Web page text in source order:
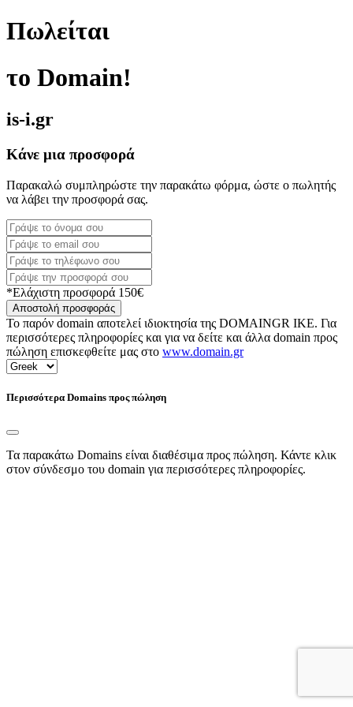
Πωλείται
το Domain!
is-i.gr
Κάνε μια προσφορά
Παρακαλώ συμπληρώστε την παρακάτω φόρμα, ώστε ο πωλητής
να λάβει την προσφορά σας.
*Ελάχιστη προσφορά 150€
Αποστολή προσφοράς
Το παρόν domain αποτελεί ιδιοκτησία της DOMAINGR ΙΚΕ. Για
περισσότερες πληροφορίες και για να δείτε και άλλα domain προς
πώληση επισκεφθείτε μας στο www.domain.gr
Περισσότερα Domains προς πώληση
Τα παρακάτω Domains είναι διαθέσιμα προς πώληση. Κάντε κλικ
στον σύνδεσμο του domain για περισσότερες πληροφορίες.